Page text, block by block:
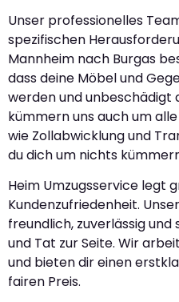
Unser professionelles
spezifischen
Mannheim nach Burgas
dass deine Möbel und
werden und unbeschädigt
kümmern uns auch um
wie Zollabwicklung und
du dich um nichts
Heim Umzugsservice legt
Kundenzufriedenheit.
freundlich, zuverlässig
und Tat zur Seite. Wir
und bieten dir einen
fairen Preis.